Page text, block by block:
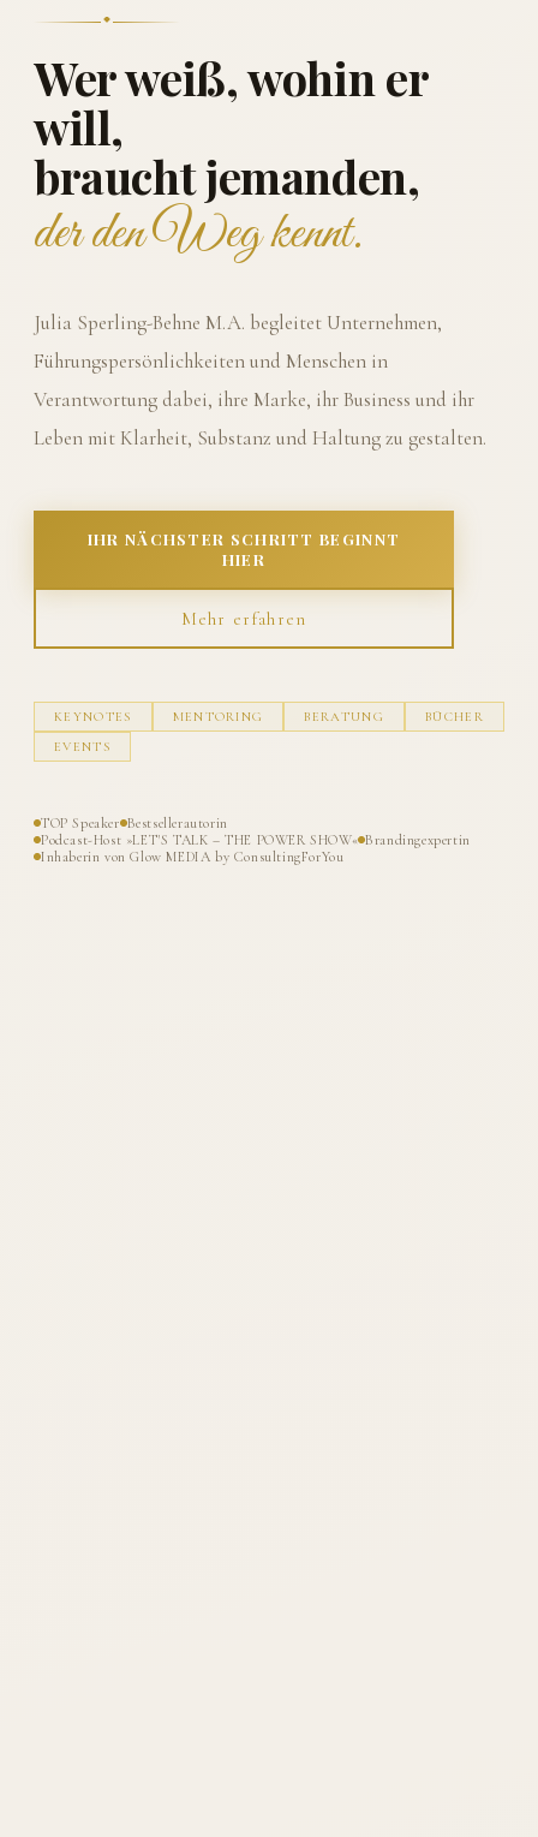
Wer weiß, wohin er
will,
braucht jemanden,
der den Weg kennt.
Julia Sperling-Behne M.A. begleitet Unternehmen,
Führungspersönlichkeiten und Menschen in
Verantwortung dabei, ihre Marke, ihr Business und ihr
Leben mit Klarheit, Substanz und Haltung zu gestalten.
IHR NÄCHSTER SCHRITT BEGINNT
HIER
Mehr erfahren
KEYNOTES MENTORING BERATUNG
BÜCHER
EVENTS
TOP Speaker Bestsellerautorin
Podcast-Host »LET'S TALK – THE POWER SHOW« Brandingexpertin
Inhaberin von Glow MEDIA by ConsultingForYou